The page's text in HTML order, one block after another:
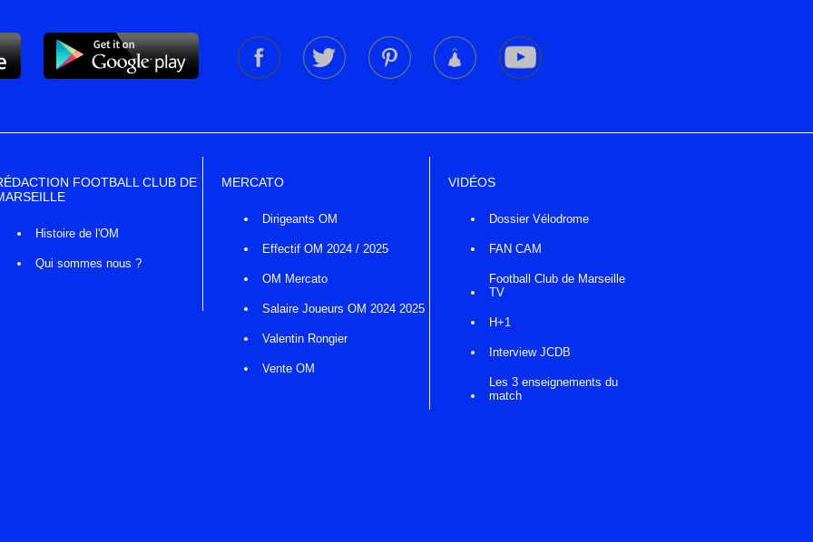
FOOTBALL CLUB DE
Histoire de l'OM
Qui sommes nous ?
MERCATO
Dirigeants OM
Effectif OM 2024 / 2025
OM Mercato
Salaire Joueurs OM 2024 2025
Valentin Rongier
Vente OM
VIDÉOS
Dossier Vélodrome
FAN CAM
Football Club de Marseille
TV
H+1
Interview JCDB
Les 3 enseignements du
match